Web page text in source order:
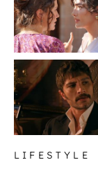
LIFESTYLE